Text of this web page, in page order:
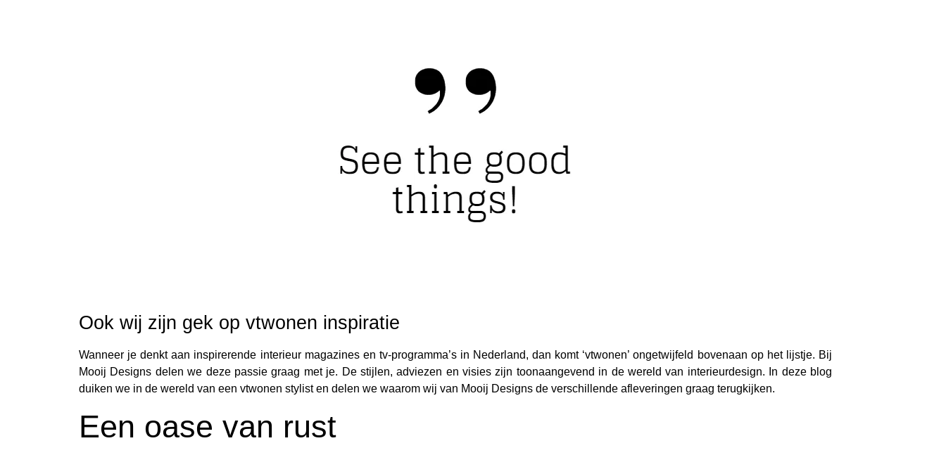
Ook wij zijn gek op vtwonen inspiratie
Wanneer je denkt aan inspirerende interieur magazines en tv-programma’s in Nederland, dan komt ‘vtwonen’ ongetwijfeld bovenaan op het lijstje. Bij
Mooij Designs delen we deze passie graag met je. De stijlen, adviezen en visies zijn toonaangevend in de wereld van interieurdesign. In deze blog
duiken we in de wereld van een vtwonen stylist en delen we waarom wij van Mooij Designs de verschillende afleveringen graag terugkijken.
Een oase van rust